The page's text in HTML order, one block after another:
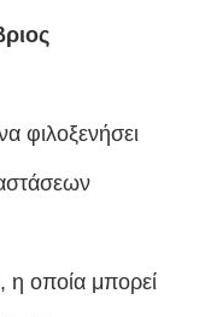
φιλοξενήσει
η οποία μπορεί